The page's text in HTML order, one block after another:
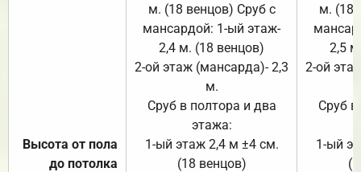
Высота от пола
до потолка
м. (18 венцов) Сруб с
мансардой: 1-ый этаж-
2,4 м. (18 венцов)
2-ой этаж (мансарда)- 2,3
м.
Сруб в полтора и два
этажа:
1-ый этаж 2,4 м ±4 см.
(18 венцов)
м. (18
2,5
2-ой
Сруб
1-ый